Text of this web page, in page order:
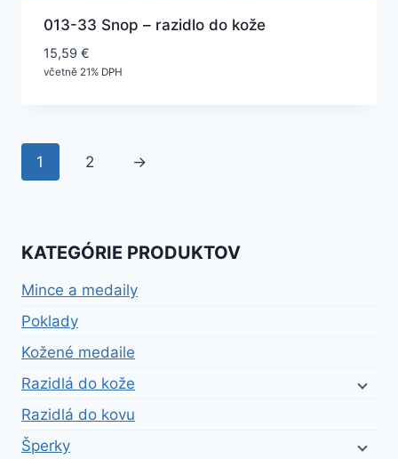
013-33 Snop – razidlo do kože
15,59 €
včetně 21% DPH
1 2 →
KATEGÓRIE PRODUKTOV
Mince a medaily
Poklady
Kožené medaile
Razidlá do kože
Razidlá do kovu
Šperky